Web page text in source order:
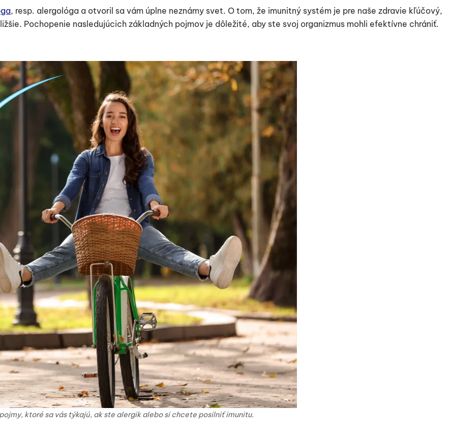
, resp. alergológa a otvoril sa vám úplne neznámy svet. O tom, že imunitný systém je pre naše zdravie kľúčový,
Pochopenie nasledujúcich základných pojmov je dôležité, aby ste svoj organizmus mohli efektívne chrániť.
ktoré sa vás týkajú, ak ste alergik alebo si chcete posilniť imunitu.